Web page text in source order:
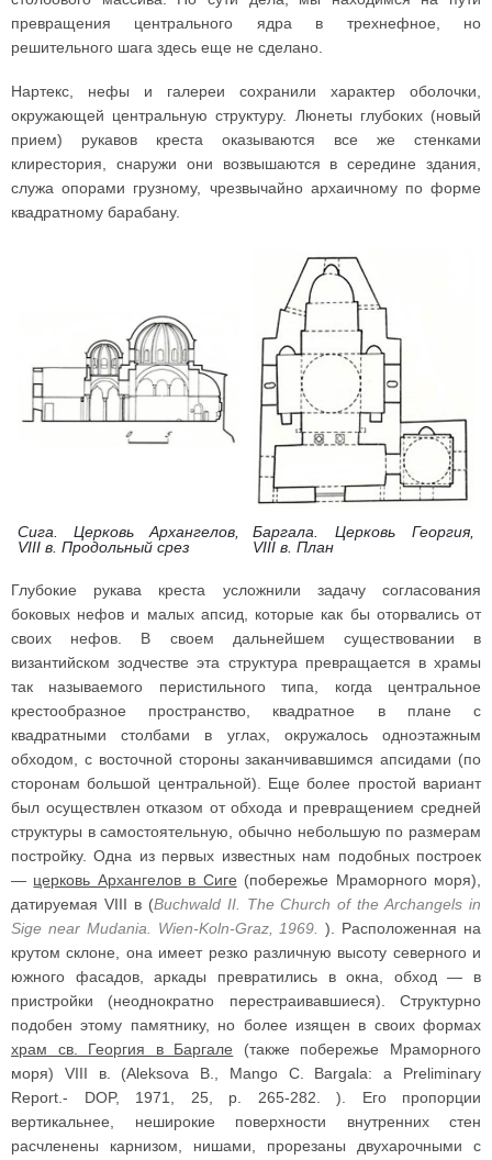
превращения центрального ядра в трехнефное, но
решительного шага здесь еще не сделано.
Нартекс, нефы и галереи сохранили характер оболочки,
окружающей центральную структуру. Люнеты глубоких (новый
прием) рукавов креста оказываются все же стенками
клирестория, снаружи они возвышаются в середине здания,
служа опорами грузному, чрезвычайно архаичному по форме
квадратному барабану.
Сига. Церковь Архангелов,
VIII в. Продольный срез
Баргала. Церковь Георгия,
VIII в. План
Глубокие рукава креста усложнили задачу согласования
боковых нефов и малых апсид, которые как бы оторвались от
своих нефов. В своем дальнейшем существовании в
византийском зодчестве эта структура превращается в храмы
так называемого перистильного типа, когда центральное
крестообразное пространство, квадратное в плане с
квадратными столбами в углах, окружалось одноэтажным
обходом, с восточной стороны заканчивавшимся апсидами (по
сторонам большой центральной). Еще более простой вариант
был осуществлен отказом от обхода и превращением средней
структуры в самостоятельную, обычно небольшую по размерам
постройку. Одна из первых известных нам подобных построек
— церковь Архангелов в Сиге (побережье Мраморного моря),
датируемая VIII в (Buchwald II. The Church of the Archangels in
Sige near Mudania. Wien-Koln-Graz, 1969.). Расположенная на
крутом склоне, она имеет резко различную высоту северного и
южного фасадов, аркады превратились в окна, обход — в
пристройки (неоднократно перестраивавшиеся). Структурно
подобен этому памятнику, но более изящен в своих формах
храм св. Георгия в Баргале (также побережье Мраморного
моря) VIII в. (Aleksova В., Mango С. Bargala: a Preliminary
Report.- DOP, 1971, 25, p. 265-282. ). Его пропорции
вертикальнее, неширокие поверхности внутренних стен
расчленены карнизом, нишами, прорезаны двухарочными с